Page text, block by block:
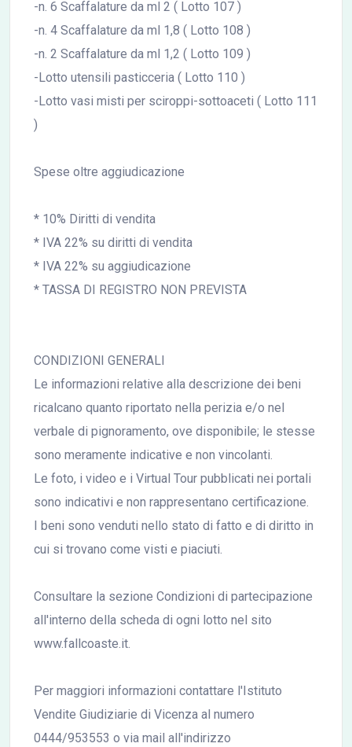
-n. 6 Scaffalature da ml 2 ( Lotto 107 )
-n. 4 Scaffalature da ml 1,8 ( Lotto 108 )
-n. 2 Scaffalature da ml 1,2 ( Lotto 109 )
-Lotto utensili pasticceria ( Lotto 110 )
-Lotto vasi misti per sciroppi-sottoaceti ( Lotto 111
)
Spese oltre aggiudicazione
* 10% Diritti di vendita
* IVA 22% su diritti di vendita
* IVA 22% su aggiudicazione
* TASSA DI REGISTRO NON PREVISTA
CONDIZIONI GENERALI
Le informazioni relative alla descrizione dei beni
ricalcano quanto riportato nella perizia e/o nel
verbale di pignoramento, ove disponibile; le stesse
sono meramente indicative e non vincolanti.
Le foto, i video e i Virtual Tour pubblicati nei portali
sono indicativi e non rappresentano certificazione.
I beni sono venduti nello stato di fatto e di diritto in
cui si trovano come visti e piaciuti.
Consultare la sezione Condizioni di partecipazione
all'interno della scheda di ogni lotto nel sito
www.fallcoaste.it.
Per maggiori informazioni contattare l'Istituto
Vendite Giudiziarie di Vicenza al numero
0444/953553 o via mail all'indirizzo